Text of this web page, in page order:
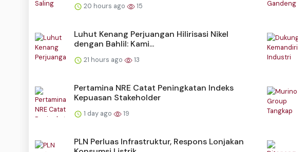
20 hours ago 15
Luhut Kenang Perjuangan Hilirisasi Nikel
dengan Bahlil: Kami...
21 hours ago 13
Pertamina NRE Catat Peningkatan Indeks
Kepuasan Stakeholder
1 day ago 19
PLN Perluas Infrastruktur, Respons Lonjakan